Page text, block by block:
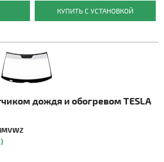
КУПИТЬ С УСТАНОВКОЙ
дождя и обогревом TESLA